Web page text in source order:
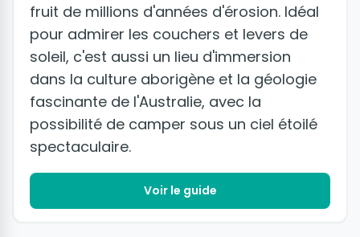
fruit de millions d'années d'érosion. Idéal
pour admirer les couchers et levers de
soleil, c'est aussi un lieu d'immersion
dans la culture aborigène et la géologie
fascinante de l'Australie, avec la
possibilité de camper sous un ciel étoilé
spectaculaire.
Voir le guide